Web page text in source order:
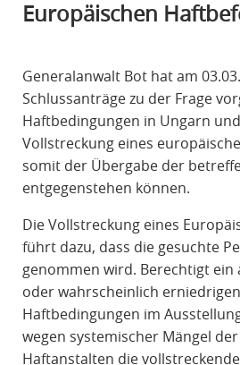
Europäischen
Generalanwalt Bot hat am
Schlussanträge zu der Frage
Haftbedingungen in Ungarn
Vollstreckung eines
somit der Übergabe der
entgegenstehen können.
Die Vollstreckung eines
führt dazu, dass die gesuchte
genommen wird. Berechtigt ein
oder wahrscheinlich
Haftbedingungen im
wegen systemischer Mängel
Haftanstalten die